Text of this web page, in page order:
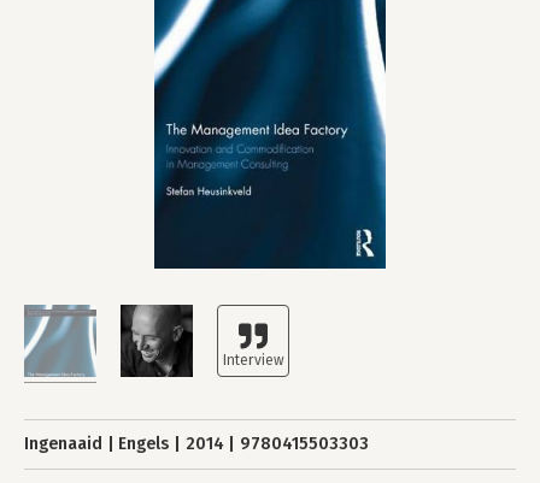
Ingenaaid Engels 2014 9780415503303